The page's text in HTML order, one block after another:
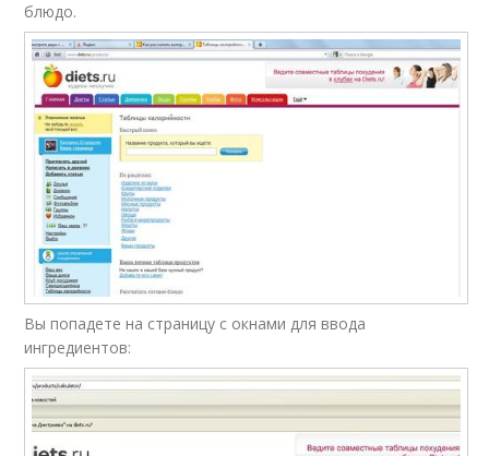
блюдо.
Вы попадете на страницу с окнами для ввода
ингредиентов: